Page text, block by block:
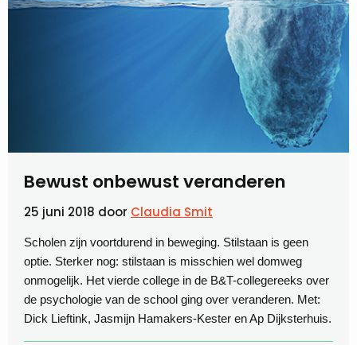
Bewust onbewust veranderen
25 juni 2018 door Claudia Smit
Scholen zijn voortdurend in beweging. Stilstaan is geen
optie. Sterker nog: stilstaan is misschien wel domweg
onmogelijk. Het vierde college in de B&T-collegereeks over
de psychologie van de school ging over veranderen. Met:
Dick Lieftink, Jasmijn Hamakers-Kester en Ap Dijksterhuis.